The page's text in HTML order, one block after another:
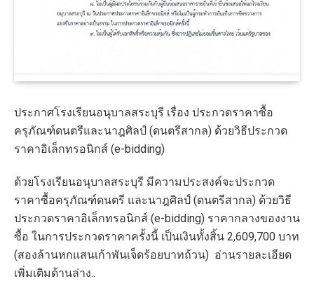
ประกาศโรงเรียนอนุบาลสระบุรี เรื่อง ประกวดราคาซื้อ
ครุภัณฑ์ดนตรีและนาฎศิลป์ (ดนตรีสากล) ด้วยวิธีประกวด
ราคาอิเล็กทรอนิกส์ (e-bidding)
ด้วยโรงเรียนอนุบาลสระบุรี มีความประสงค์จะประกวด
ราคาซื้อครุภัณฑ์ดนตรี และนาฎศิลป์ (ดนตรีสากล) ด้วยวิธี
ประกวดราคาอิเล็กทรอนิกส์ (e-bidding) ราคากลางของงาน
ซื้อ ในการประกวดราคาครั้งนี้ เป็นเงินทั้งสิ้น 2,609,700 บาท
(สองล้านหกแสนเก้าพันเจ็ดร้อยบาทถ้วน) อ่านรายละเอียด
เพิ่มเติมด้านล่าง..